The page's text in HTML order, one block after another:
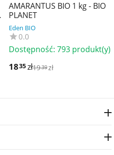
AMARANTUS BIO 1 kg - BIO
PLANET
Eden BIO
0.0
Dostępność: 793 produkt(y)
1835zł1939zł